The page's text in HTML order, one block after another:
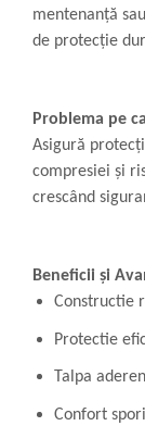
mentenanță
de protecție
Problema pe
Asigură
compresiei și
crescând
Beneficii și
Constructie
Protectie
Talpa
Confort